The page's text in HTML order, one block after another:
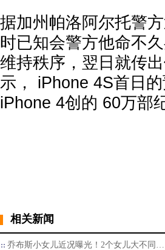
据加州帕洛阿尔托警
时已知会警方他命不
维持秩序，翌日就传
示， iPhone 4S首日
iPhone 4创的 60万部
相关新闻
乔布斯小女儿近况曝光！2个女儿大不同…